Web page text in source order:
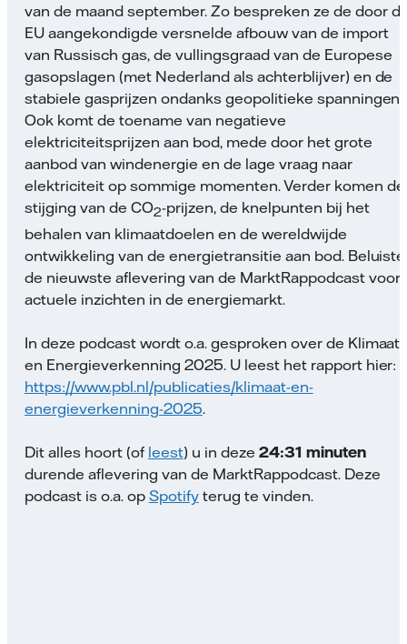
van de maand september. Zo bespreken ze de door
EU aangekondigde versnelde afbouw van de import
van Russisch gas, de vullingsgraad van de Europese
gasopslagen (met Nederland als achterblijver) en de
stabiele gasprijzen ondanks geopolitieke spanningen.
Ook komt de toename van negatieve
elektriciteitsprijzen aan bod, mede door het grote
aanbod van windenergie en de lage vraag naar
elektriciteit op sommige momenten. Verder komen de
stijging van de CO2-prijzen, de knelpunten bij het
behalen van klimaatdoelen en de wereldwijde
ontwikkeling van de energietransitie aan bod.
de nieuwste aflevering van de MarktRappodcast voor
actuele inzichten in de energiemarkt.
In deze podcast wordt o.a. gesproken over de Klimaat-
en Energieverkenning 2025. U leest het rapport hier:
https://www.pbl.nl/publicaties/klimaat-en-
energieverkenning-2025.
Dit alles hoort (of leest) u in deze 24:31 minuten
durende aflevering van de MarktRappodcast. Deze
podcast is o.a. op Spotifyterug te vinden.